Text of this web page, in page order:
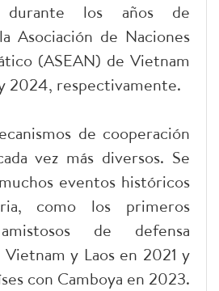
durante los años de
Asociación de Naciones
(ASEAN) de Vietnam
2024, respectivamente.
de cooperación
vez más diversos. Se
eventos históricos
como los primeros
de defensa
y Laos en 2021 y
con Camboya en 2023.